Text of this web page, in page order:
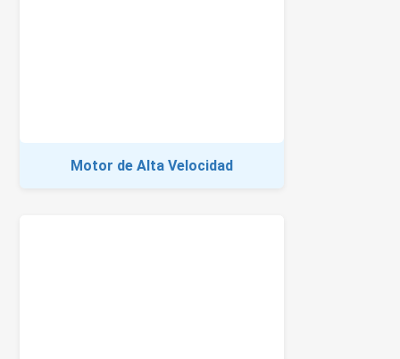
Motor de Alta Velocidad